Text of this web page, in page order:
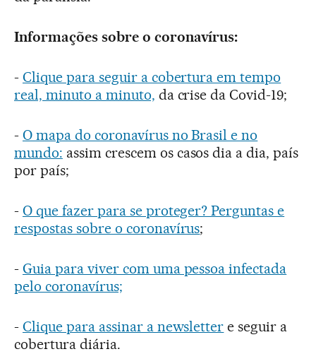
Informações sobre o coronavírus:
- Clique para seguir a cobertura em tempo
real, minuto a minuto, da crise da Covid-19;
- O mapa do coronavírus no Brasil e no
mundo: assim crescem os casos dia a dia, país
por país;
- O que fazer para se proteger? Perguntas e
respostas sobre o coronavírus;
- Guia para viver com uma pessoa infectada
pelo coronavírus;
- Clique para assinar a newsletter e seguir a
cobertura diária.